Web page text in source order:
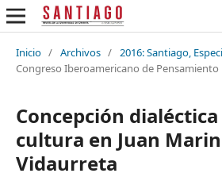
Inicio / Archivos / 2016: Santiago,
Congreso Iberoamericano de Pensamiento
Concepción dialéctica
cultura en Juan
Vidaurreta